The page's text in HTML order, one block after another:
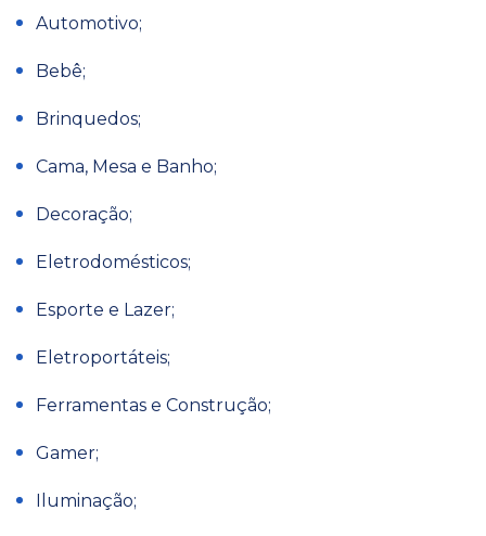
Automotivo;
Bebê;
Brinquedos;
Cama, Mesa e Banho;
Decoração;
Eletrodomésticos;
Esporte e Lazer;
Eletroportáteis;
Ferramentas e Construção;
Gamer;
Iluminação;